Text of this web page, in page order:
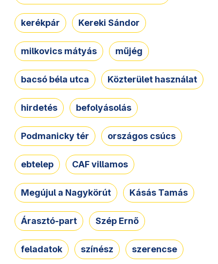
kerékpár Kereki Sándor
milkovics mátyás műjég
bacsó béla utca Közterület használat
hirdetés befolyásolás
Podmanicky tér országos csúcs
ebtelep CAF villamos
Megújul a Nagykörút Kásás Tamás
Árasztó-part Szép Ernő
feladatok színész szerencse